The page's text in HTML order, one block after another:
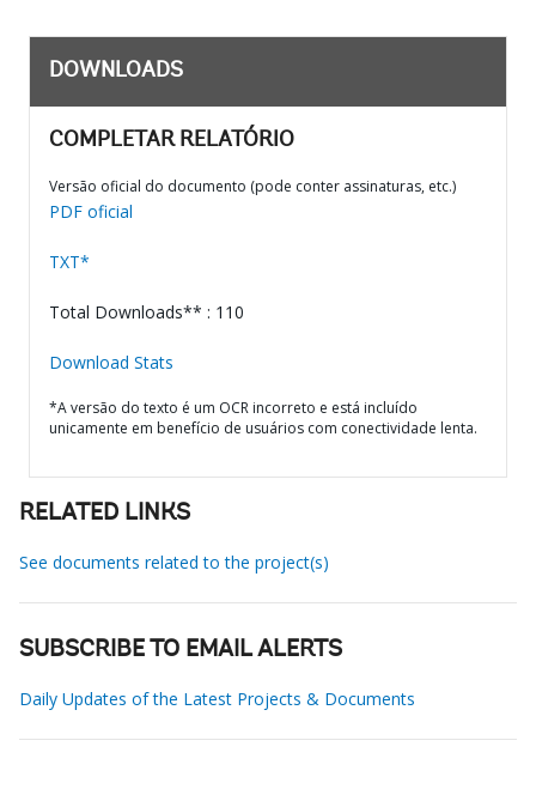
DOWNLOADS
COMPLETAR RELATÓRIO
Versão oficial do documento (pode conter assinaturas, etc.)
PDF oficial
TXT*
Total Downloads** : 110
Download Stats
*A versão do texto é um OCR incorreto e está incluído
unicamente em benefício de usuários com conectividade lenta.
RELATED LINKS
See documents related to the project(s)
SUBSCRIBE TO EMAIL ALERTS
Daily Updates of the Latest Projects & Documents